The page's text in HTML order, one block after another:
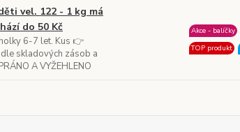
vel. 122 - 1 kg má
do 50 Kč
6-7 let. Kus 👉
skladových zásob a
A VYŽEHLENO
Akce - balíčky
TOP produkt